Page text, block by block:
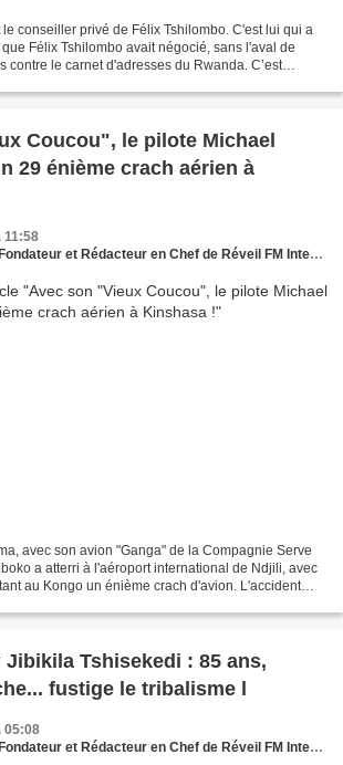
le conseiller privé de Félix Tshilombo. C'est lui qui a
Félix Tshilombo avait négocié, sans l'aval de
contre le carnet d'adresses du Rwanda. C’est
Coucou", le pilote Michael
29 énième crach aérien à
11:58
et Rédacteur en Chef de Réveil FM International
avec son avion "Ganga" de la Compagnie Serve
a atterri à l'aéroport international de Ndjili, avec
au Kongo un énième crach d'avion. L'accident
Jibikila Tshisekedi : 85 ans,
fustige le tribalisme l
05:08
et Rédacteur en Chef de Réveil FM International